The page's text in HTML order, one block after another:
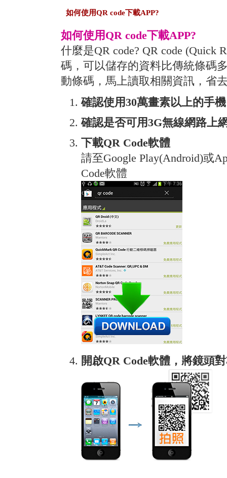
如何使用QR code下載APP?
如何使用QR code下載APP?
什麼是QR code? QR code (Quick
碼，可以儲存的資料比傳統條碼
動條碼，馬上讀取相關資訊，省
確認使用30萬畫素以上的手機
確認是否可用3G無線網路上
下載QR Code軟體
請至Google Play(Android)或
Code軟體
開啟QR Code軟體，將鏡頭